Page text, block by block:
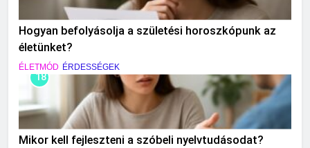
Hogyan befolyásolja a születési horoszkópunk az
életünket?
ÉLETMÓD ÉRDESSÉGEK
18
Mikor kell fejleszteni a szóbeli nyelvtudásodat?